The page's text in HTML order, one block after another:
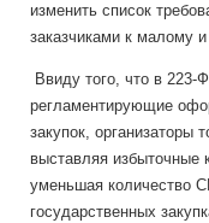
изменить список
заказчиками к малому
Ввиду того, что в 223-
регламентирующие
закупок, организаторы
выставляя избыточные
уменьшая количество
государственных